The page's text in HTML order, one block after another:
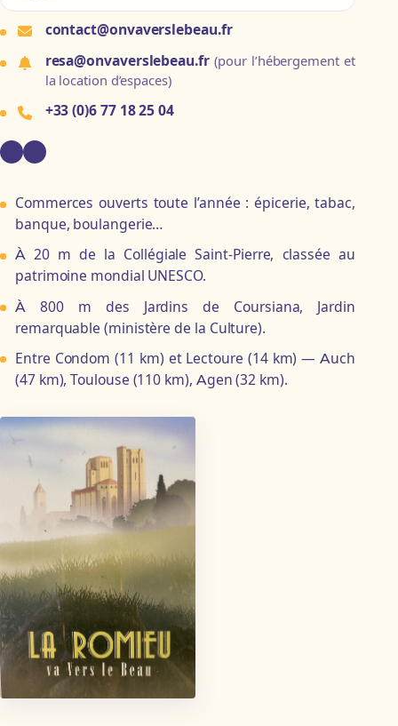
contact@onvaverslebeau.fr
resa@onvaverslebeau.fr (pour l’hébergement et
la location d’espaces)
+33 (0)6 77 18 25 04
Commerces ouverts toute l’année : épicerie, tabac,
banque, boulangerie…
À 20 m de la Collégiale Saint-Pierre, classée au
patrimoine mondial UNESCO.
À 800 m des Jardins de Coursiana, Jardin
remarquable (ministère de la Culture).
Entre Condom (11 km) et Lectoure (14 km) — Auch
(47 km), Toulouse (110 km), Agen (32 km).